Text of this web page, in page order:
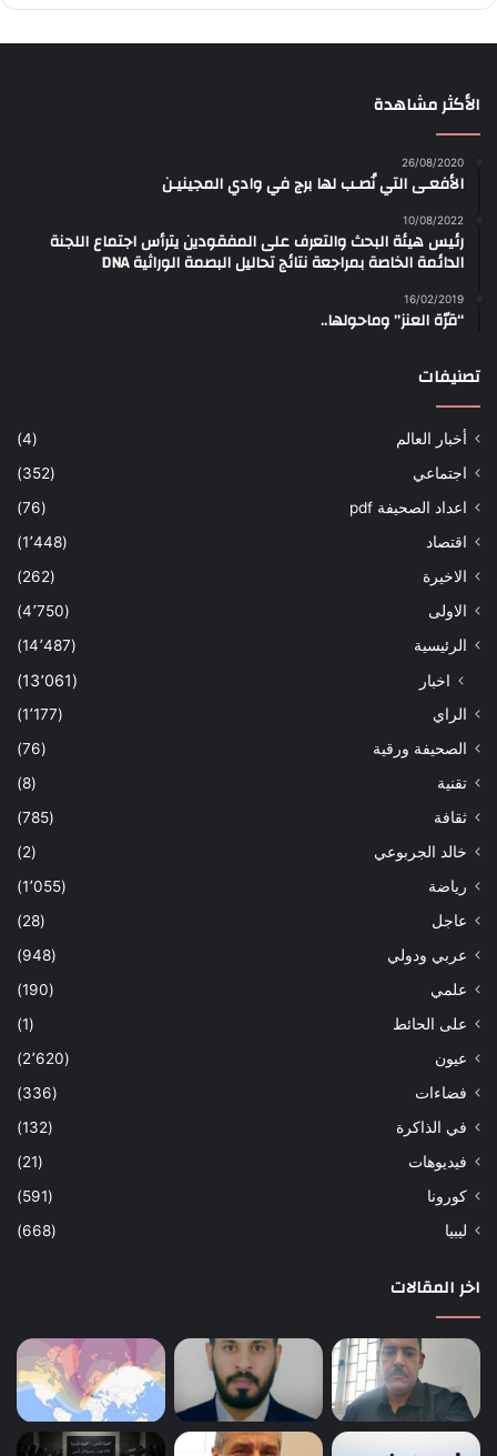
الأكثر مشاهدة
26/08/2020
الأفعـى التي نُصـب لها برج في وادي المجينيـن
10/08/2022
رئيس هيئة البحث والتعرف على المفقودين يترأس اجتماع اللجنة
الدائمة الخاصة بمراجعة نتائج تحاليل البصمة الوراثية DNA
16/02/2019
“قرّة العنز” وماحولها..
تصنيفات
أخبار العالم
(4)
اجتماعي
(352)
اعداد الصحيفة pdf
(76)
اقتصاد
(1٬448)
الاخيرة
(262)
الاولى
(4٬750)
الرئيسية
(14٬487)
اخبار (13٬061)
الراي
(1٬177)
الصحيفة ورقية
(76)
تقنية
(8)
ثقافة
(785)
خالد الجربوعي
(2)
رياضة
(1٬055)
عاجل
(28)
عربي ودولي
(948)
علمي
(190)
على الحائط
(1)
عيون
(2٬620)
فضاءات
(336)
في الذاكرة
(132)
فيديوهات
(21)
كورونا
(591)
ليبيا
(668)
اخر المقالات